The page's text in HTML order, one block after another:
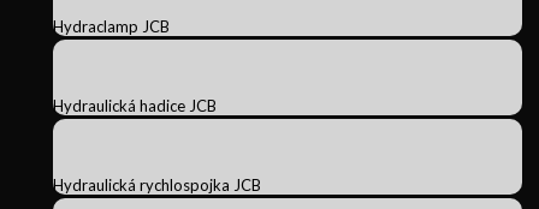
Hydraclamp JCB
Hydraulická hadice JCB
Hydraulická rychlospojka JCB